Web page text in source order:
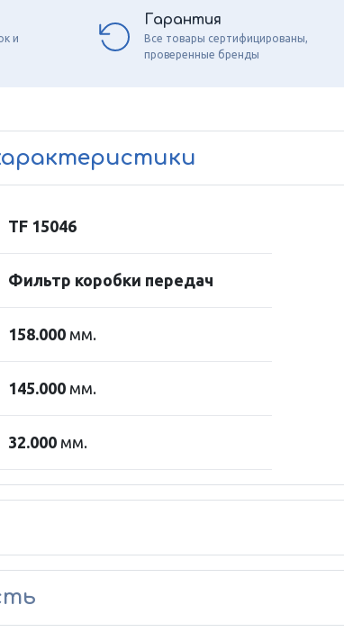
и
Гарантия
Все товары сертифицированы,
проверенные бренды
TF 15046
Фильтр коробки передач
158.000 мм.
145.000 мм.
32.000 мм.